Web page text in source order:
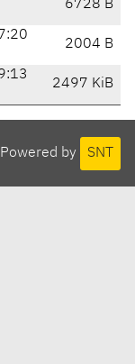
6728 B
2004 B
2497 KiB
Powered by SNT